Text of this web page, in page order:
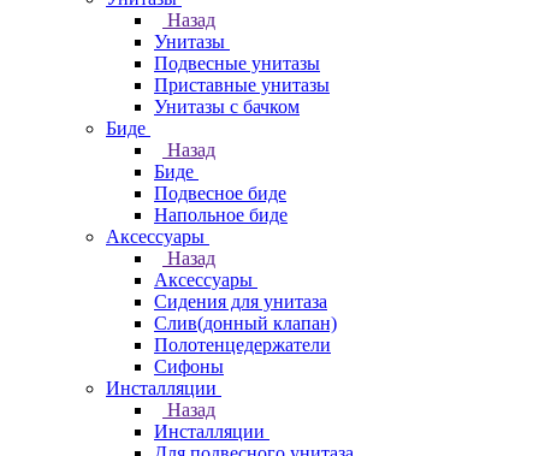
Назад
Унитазы
Подвесные унитазы
Приставные унитазы
Унитазы с бачком
Биде
Назад
Биде
Подвесное биде
Напольное биде
Аксессуары
Назад
Аксессуары
Сидения для унитаза
Слив(донный клапан)
Полотенцедержатели
Сифоны
Инсталляции
Назад
Инсталляции